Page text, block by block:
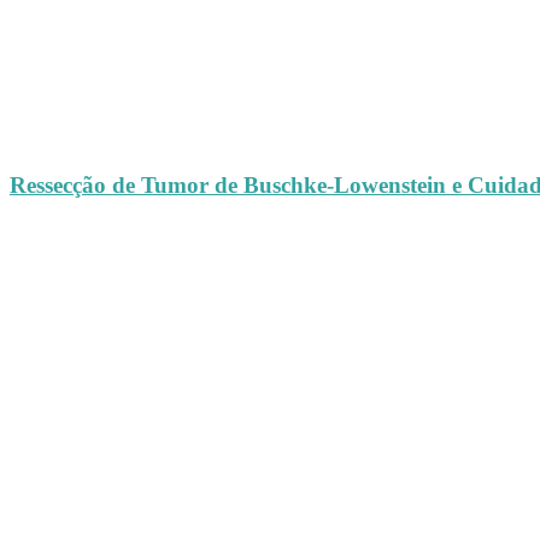
Ressecção de Tumor de Buschke-Lowenstein e